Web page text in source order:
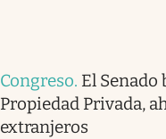
Congreso. El Senado
Propiedad Privada,
extranjeros